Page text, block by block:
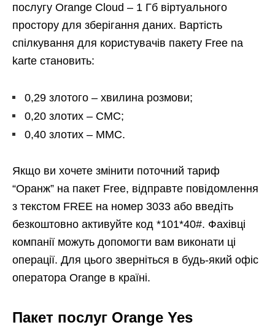
послугу Orange Cloud – 1 Гб віртуального
простору для зберігання даних. Вартість
спілкування для користувачів пакету Free na
karte становить:
0,29 злотого – хвилина розмови;
0,20 злотих – СМС;
0,40 злотих – ММС.
Якщо ви хочете змінити поточний тариф
“Оранж” на пакет Free, відправте повідомлення
з текстом FREE на номер 3033 або введіть
безкоштовно активуйте код *101*40#. Фахівці
компанії можуть допомогти вам виконати ці
операції. Для цього зверніться в будь-який офіс
оператора Orange в країні.
Пакет послуг Orange Yes